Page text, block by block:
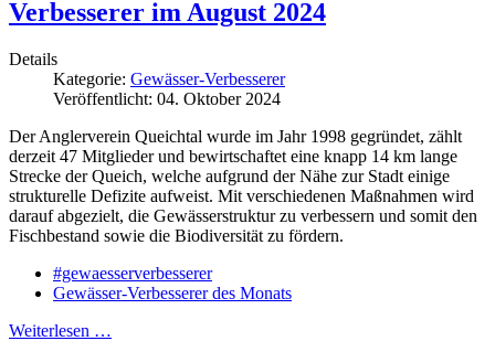
Verbesserer im August 2024
Details
Kategorie: Gewässer-Verbesserer
Veröffentlicht: 04. Oktober 2024
Der Anglerverein Queichtal wurde im Jahr 1998 gegründet, zählt
derzeit 47 Mitglieder und bewirtschaftet eine knapp 14 km lange
Strecke der Queich, welche aufgrund der Nähe zur Stadt einige
strukturelle Defizite aufweist. Mit verschiedenen Maßnahmen wird
darauf abgezielt, die Gewässerstruktur zu verbessern und somit den
Fischbestand sowie die Biodiversität zu fördern.
#gewaesserverbesserer
Gewässer-Verbesserer des Monats
Weiterlesen …